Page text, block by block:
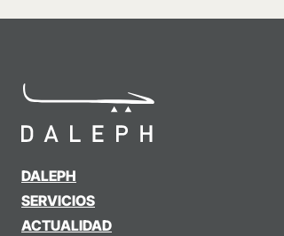
DALEPH
SERVICIOS
ACTUALIDAD